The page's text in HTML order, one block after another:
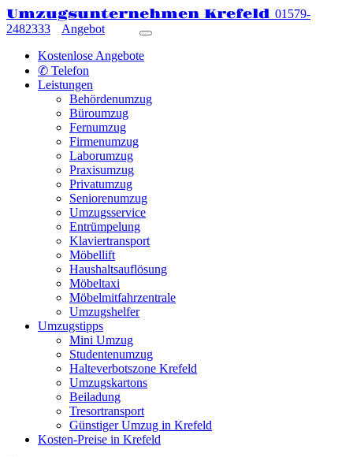
Umzugsunternehmen Krefeld 01579-
2482333
Angebot
Kostenlose Angebote
✆ Telefon
Leistungen
Behördenumzug
Büroumzug
Fernumzug
Firmenumzug
Laborumzug
Praxisumzug
Privatumzug
Seniorenumzug
Umzugsservice
Entrümpelung
Klaviertransport
Möbellift
Haushaltsauflösung
Möbeltaxi
Möbelmitfahrzentrale
Umzugshelfer
Umzugstipps
Mini Umzug
Studentenumzug
Halteverbotszone Krefeld
Umzugskartons
Beiladung
Tresortransport
Günstiger Umzug in Krefeld
Kosten-Preise in Krefeld